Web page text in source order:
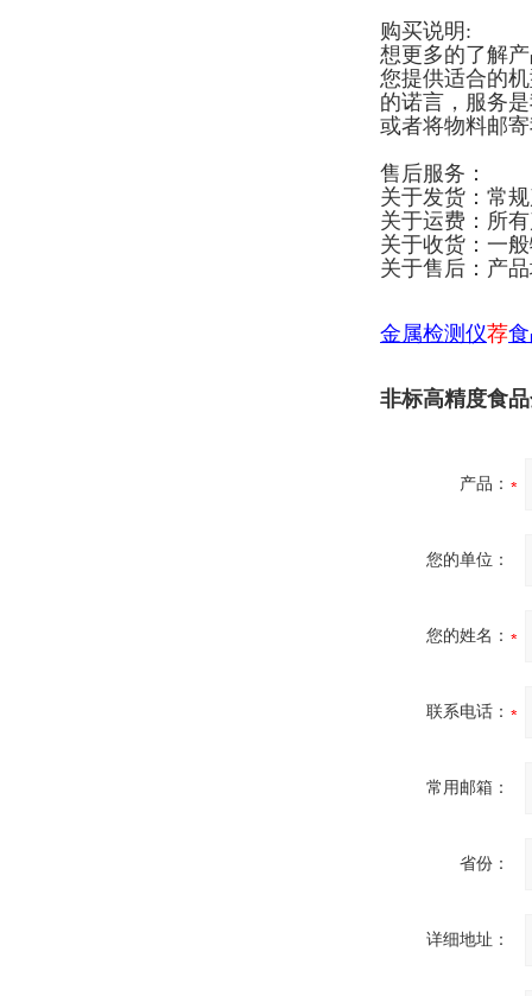
购买说明:
想更多的了解
您提供适合的
的诺言，服务
或者将物料邮
售后服务：
关于发货：常
关于运费：所
关于收货：一
关于售后：产
金属检测仪荐
非标高精度食
产品：
您的单位：
您的姓名：
联系电话：
常用邮箱：
省份：
详细地址：